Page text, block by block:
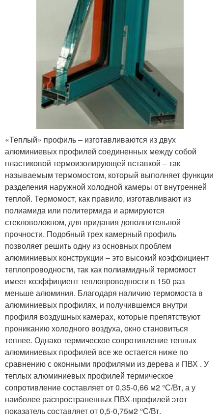
«Теплый» профиль – изготавливаются из двух
алюминиевых профилей соединенных между собой
пластиковой термоизолирующей вставкой – так
называемым термомостом, который выполняет функции
разделения наружной холодной камеры от внутренней
теплой. Термомост, как правило, изготавливают из
полиамида или политермида и армируются
стекловолокном, для придания дополнительной
прочности. Подобный трех камерный профиль
позволяет решить одну из основных проблем
алюминиевых конструкции – это высокий коэффициент
теплопроводности, так как полиамидный термомост
имеет коэффициент теплопроводности в 150 раз
меньше алюминия. Благодаря наличию термомоста в
алюминиевых профилях, и получившемся внутри
профиля воздушных камерах, которые препятствуют
прониканию холодного воздуха, окно становиться
теплее. Однако термическое сопротивление теплых
алюминиевых профилей все же остается ниже по
сравнению с оконными профилями из дерева и ПВХ . У
теплых алюминиевых профилей термическое
сопротивление составляет от 0,35-0,66 м2 °С/Вт, а у
наиболее распространенных ПВХ-профилей этот
показатель составляет от 0,5-0,75м2 °С/Вт.